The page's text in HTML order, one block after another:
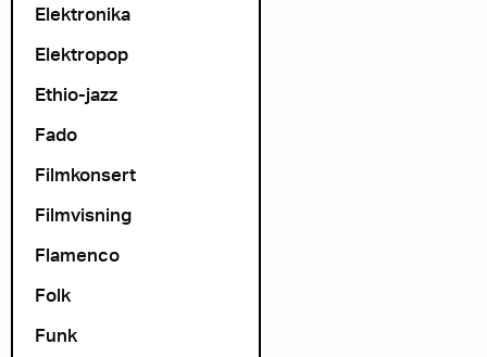
Elektronika
Elektropop
Ethio-jazz
Fado
Filmkonsert
Filmvisning
Flamenco
Folk
Funk